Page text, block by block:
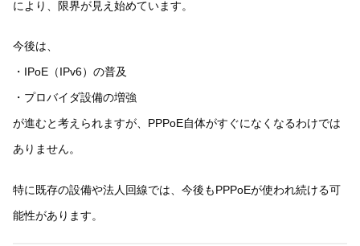
により、限界が見え始めています。
今後は、
・IPoE（IPv6）の普及
・プロバイダ設備の増強
が進むと考えられますが、PPPoE自体がすぐになくなるわけでは
ありません。
特に既存の設備や法人回線では、今後もPPPoEが使われ続ける可
能性があります。